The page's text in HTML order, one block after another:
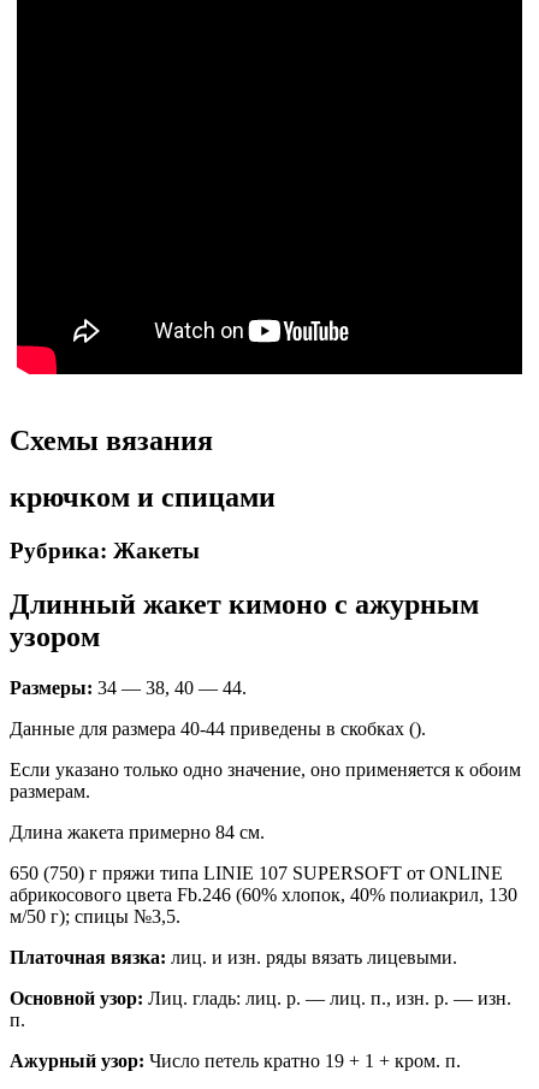
Схемы вязания
крючком и спицами
Рубрика: Жакеты
Длинный жакет кимоно с ажурным
узором
Размеры: 34 — 38, 40 — 44.
Данные для размера 40-44 приведены в скобках ().
Если указано только одно значение, оно применяется к обоим
размерам.
Длина жакета примерно 84 см.
650 (750) г пряжи типа LINIE 107 SUPERSOFT от ONLINE
абрикосового цвета Fb.246 (60% хлопок, 40% полиакрил, 130
м/50 г); спицы №3,5.
Платочная вязка: лиц. и изн. ряды вязать лицевыми.
Основной узор: Лиц. гладь: лиц. р. — лиц. п., изн. р. — изн.
п.
Ажурный узор: Число петель кратно 19 + 1 + кром. п.